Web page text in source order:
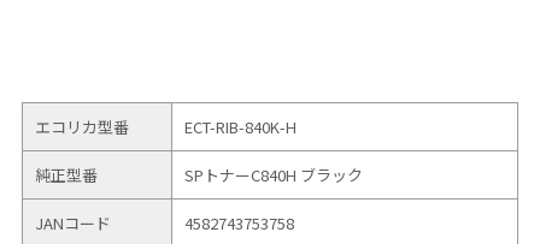
エコリカ型番 ECT-RIB-840K-H
純正型番 SPトナーC840H ブラック
JANコード 4582743753758